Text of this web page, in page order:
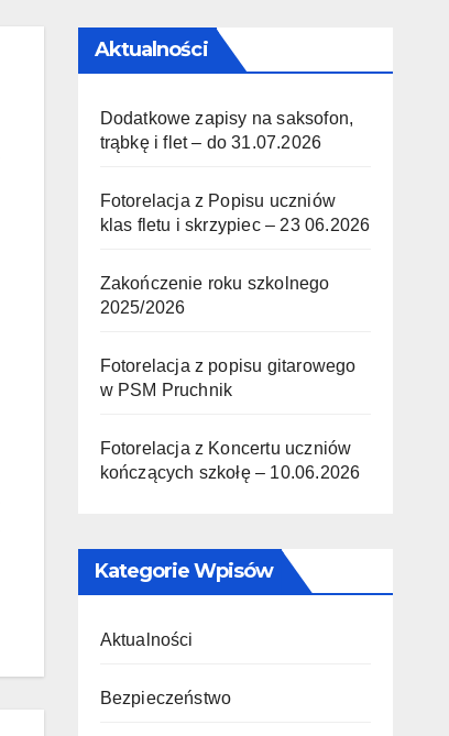
Aktualności
Dodatkowe zapisy na saksofon,
trąbkę i flet – do 31.07.2026
Fotorelacja z Popisu uczniów
klas fletu i skrzypiec – 23 06.2026
Zakończenie roku szkolnego
2025/2026
Fotorelacja z popisu gitarowego
w PSM Pruchnik
Fotorelacja z Koncertu uczniów
kończących szkołę – 10.06.2026
Kategorie Wpisów
Aktualności
Bezpieczeństwo